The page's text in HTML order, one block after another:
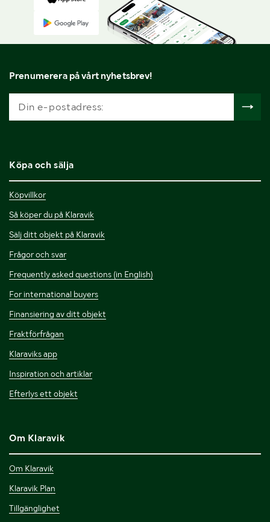
Prenumerera på vårt nyhetsbrev!
Köpa och sälja
Köpvillkor
Så köper du på Klaravik
Sälj ditt objekt på Klaravik
Frågor och svar
Frequently asked questions (in English)
For international buyers
Finansiering av ditt objekt
Fraktförfrågan
Klaraviks app
Inspiration och artiklar
Efterlys ett objekt
Om Klaravik
Om Klaravik
Klaravik Plan
Tillgänglighet